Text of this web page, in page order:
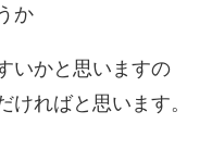
か
いかと思いますの
ればと思います。